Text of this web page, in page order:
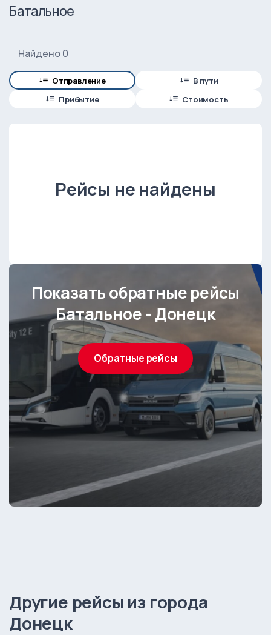
Батальное
Найдено 0
Отправление
В пути
Прибытие
Стоимость
Рейсы не найдены
Показать обратные рейсы
Батальное - Донецк
Обратные рейсы
Другие рейсы из города
Донецк